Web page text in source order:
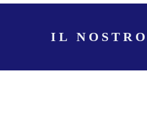
IL